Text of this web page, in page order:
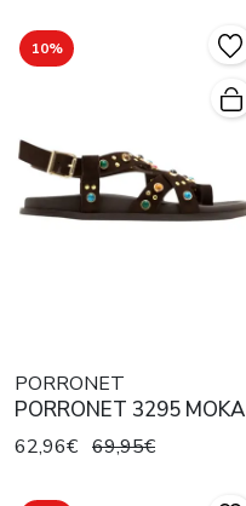
10%
PORRONET
PORRONET 3295 MOKA
62,96€ 69,95€